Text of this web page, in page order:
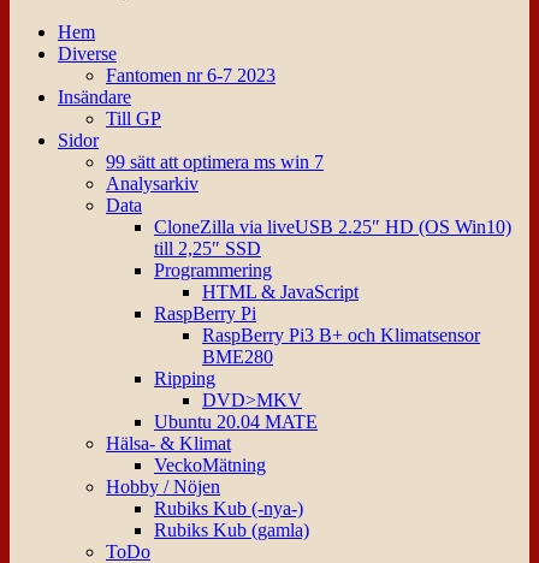
Hem
Diverse
Fantomen nr 6-7 2023
Insändare
Till GP
Sidor
99 sätt att optimera ms win 7
Analysarkiv
Data
CloneZilla via liveUSB 2.25″ HD (OS Win10)
till 2,25″ SSD
Programmering
HTML & JavaScript
RaspBerry Pi
RaspBerry Pi3 B+ och Klimatsensor
BME280
Ripping
DVD>MKV
Ubuntu 20.04 MATE
Hälsa- & Klimat
VeckoMätning
Hobby / Nöjen
Rubiks Kub (-nya-)
Rubiks Kub (gamla)
ToDo